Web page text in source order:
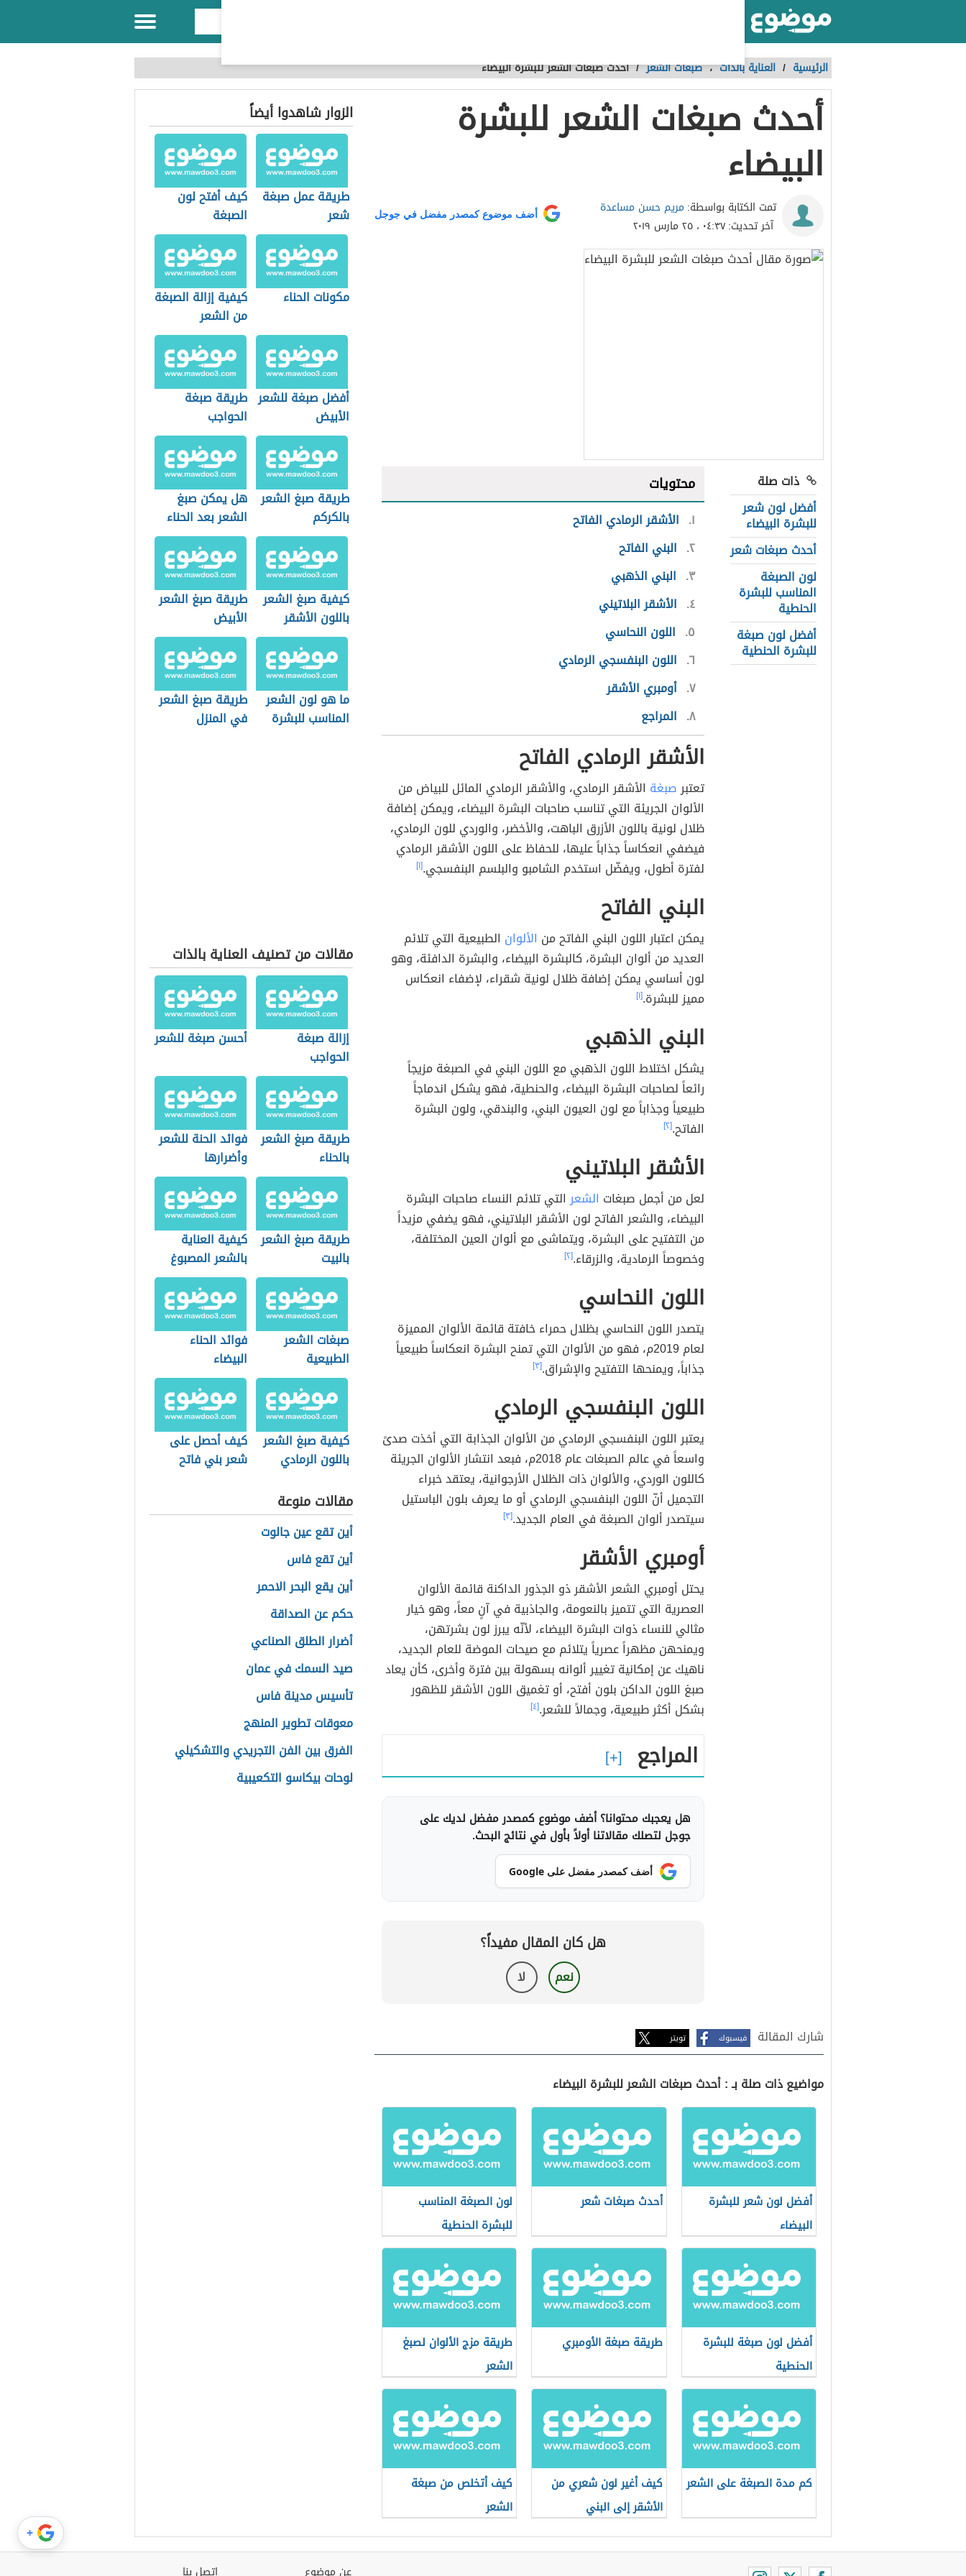
الرئيسية / العناية بالذات،صبغات الشعر /أحدث صبغات الشعر للبشرة البيضاء
أحدث صبغات الشعر للبشرة
البيضاء
تمت الكتابة بواسطة: مريم حسن مساعدة
آخر تحديث:٠٤:٣٧ ، ٢٥ مارس ٢٠١٩
أضف موضوع كمصدر مفضل في جوجل
ذات صلة
أفضل لون شعر
للبشرة البيضاء
أحدث صبغات شعر
لون الصبغة
المناسب للبشرة
الحنطية
أفضل لون صبغة
للبشرة الحنطية
محتويات
١ الأشقر الرمادي الفاتح
٢ البني الفاتح
٣ البني الذهبي
٤ الأشقر البلاتيني
٥ اللون النحاسي
٦ اللون البنفسجي الرمادي
٧ أومبري الأشقر
٨ المراجع
الأشقر الرمادي الفاتح
تعتبرصبغة الأشقر الرمادي، والأشقر الرمادي المائل للبياض من
الألوان الجريئة التي تناسب صاحبات البشرة البيضاء، ويمكن إضافة
ظلال لونية باللون الأزرق الباهت، والأخضر، والوردي للون الرمادي،
فيضفي انعكاساً جذاباً عليها، للحفاظ على اللون الأشقر الرمادي
لفترة أطول، ويفضّل استخدم الشامبو والبلسم البنفسجي.[١]
البني الفاتح
يمكن اعتبار اللون البني الفاتح من الألوان الطبيعية التي تلائم
العديد من ألوان البشرة، كالبشرة البيضاء، والبشرة الدافئة، وهو
لون أساسي يمكن إضافة ظلال لونية شقراء، لإضفاء انعكاس
مميز للبشرة.[١]
البني الذهبي
يشكل اختلاط اللون الذهبي مع اللون البني في الصبغة مزيجاً
رائعاً لصاحبات البشرة البيضاء، والحنطية، فهو يشكل اندماجاً
طبيعياً وجذاباً مع لون العيون البني، والبندقي، ولون البشرة
الفاتح.[٢]
الأشقر البلاتيني
لعل من أجمل صبغات الشعرالتي تلائم النساء صاحبات البشرة
البيضاء، والشعر الفاتح لون الأشقر البلاتيني، فهو يضفي مزيداً
من التفتيح على البشرة، ويتماشى مع ألوان العين المختلفة،
وخصوصاً الرمادية، والزرقاء.[٢]
اللون النحاسي
يتصدر اللون النحاسي بظلال حمراء خافتة قائمة الألوان المميزة
لعام 2019م، فهو من الألوان التي تمنح البشرة انعكاساً طبيعياً
جذاباً، ويمنحها التفتيح والإشراق.[٣]
اللون البنفسجي الرمادي
يعتبر اللون البنفسجي الرمادي من الألوان الجذابة التي أخذت صدىً
واسعاً في عالم الصبغات عام 2018م، فبعد انتشار الألوان الجريئة
كاللون الوردي، والألوان ذات الظلال الأرجوانية، يعتقد خبراء
التجميل أنّ اللون البنفسجي الرمادي أو ما يعرف بلون الباستيل
سيتصدر ألوان الصبغة في العام الجديد.[٣]
أومبري الأشقر
يحتل أومبري الشعر الأشقر ذو الجذور الداكنة قائمة الألوان
العصرية التي تتميز بالنعومة، والجاذبية في آنٍ معاً، وهو خيار
مثالي للنساء ذوات البشرة البيضاء، لأنّه يبرز لون بشرتهن،
ويمنحهن مظهراً عصرياً يتلائم مع صيحات الموضة للعام الجديد،
ناهيك عن إمكانية تغيير ألوانه بسهولة بين فترة وأخرى، كأن يعاد
صبغ اللون الداكن بلون أفتح، أو تغميق اللون الأشقر للظهور
بشكل أكثر طبيعية، وجمالاً للشعر.[٤]
المراجع
هل يعجبك محتوانا؟ أضف موضوع كمصدر مفضل لديك على
جوجل لتصلك مقالاتنا أولاً بأول في نتائج البحث.
أضف كمصدر مفضل على Google
هل كان المقال مفيداً؟
نعم لا
شارك المقالة فيسبوك تويتر
مواضيع ذات صلة بـ : أحدث صبغات الشعر للبشرة البيضاء
أفضل لون شعر للبشرة
البيضاء
أحدث صبغات شعر
لون الصبغة المناسب
للبشرة الحنطية
أفضل لون صبغة للبشرة
الحنطية
طريقة صبغة الأومبري
طريقة مزج الألوان لصبغ
الشعر
كم مدة الصبغة على الشعر
كيف أغير لون شعري من
الأشقر إلى البني
كيف أتخلص من صبغة
الشعر
الزوار شاهدوا أيضاً
طريقة عمل صبغة
شعر
كيف أفتح لون
الصبغة
مكونات الحناء
كيفية إزالة الصبغة
من الشعر
أفضل صبغة للشعر
الأبيض
طريقة صبغة
الحواجب
طريقة صبغ الشعر
بالكركم
هل يمكن صبغ
الشعر بعد الحناء
السوداء
كيفية صبغ الشعر
باللون الأشقر
طريقة صبغ الشعر
الأبيض
ما هو لون الشعر
المناسب للبشرة
طريقة صبغ الشعر
في المنزل
مقالات من تصنيف العناية بالذات
إزالة صبغة
الحواجب
أحسن صبغة للشعر
طريقة صبغ الشعر
بالحناء
فوائد الحنة للشعر
وأضرارها
طريقة صبغ الشعر
بالبيت
كيفية العناية
بالشعر المصبوغ
بالأشقر
صبغات الشعر
الطبيعية
فوائد الحناء
البيضاء
كيفية صبغ الشعر
باللون الرمادي
كيف أحصل على
شعر بني فاتح
مقالات منوعة
أين تقع عين جالوت
أين تقع فاس
أين يقع البحر الاحمر
حكم عن الصداقة
أضرار الطلق الصناعي
صيد السمك في عمان
تأسيس مدينة فاس
معوقات تطوير المنهج
الفرق بين الفن التجريدي والتشكيلي
لوحات بيكاسو التكعيبية
اتصل بنا عن موضوع
+